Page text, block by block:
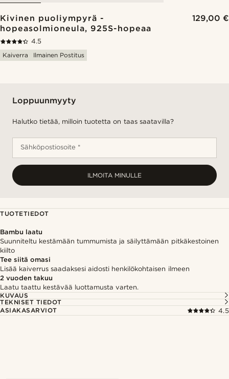
Kivinen puoliympyrä -
hopeasolmioneula, 925S-hopeaa
129,00 €
4.5
Kaiverra
Ilmainen Postitus
Loppuunmyyty
Halutko tietää, milloin tuotetta on taas saatavilla?
Sähköpostiosoite *
ILMOITA MINULLE
TUOTETIEDOT
Bambu laatu
Suunniteltu kestämään tummumista ja säilyttämään pitkäkestoinen
kiilto
Tee siitä omasi
Lisää kaiverrus saadaksesi aidosti henkilökohtaisen ilmeen
2 vuoden takuu
Laatu taattu kestävää luottamusta varten.
KUVAUS
TEKNISET TIEDOT
ASIAKASARVIOT
4.5